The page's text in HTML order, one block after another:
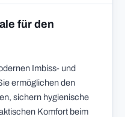
für den
Imbiss- und
ermöglichen den
sichern hygienische
Komfort beim